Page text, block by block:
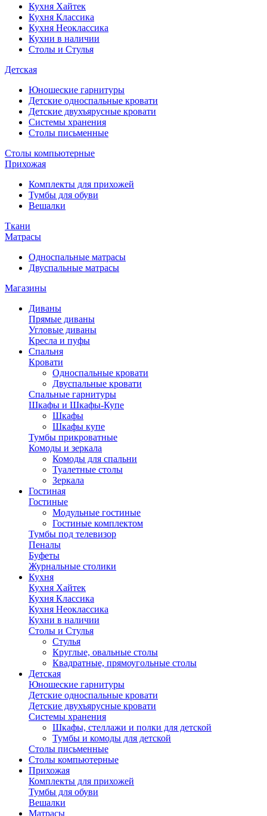
Кухня Хайтек
Кухня Классика
Кухня Неоклассика
Кухни в наличии
Столы и Стулья
Детская
Юношеские гарнитуры
Детские односпальные кровати
Детские двухъярусные кровати
Системы хранения
Столы письменные
Столы компьютерные
Прихожая
Комплекты для прихожей
Тумбы для обуви
Вешалки
Ткани
Матрасы
Односпальные матрасы
Двуспальные матрасы
Магазины
Диваны
Прямые диваны
Угловые диваны
Кресла и пуфы
Спальня
Кровати
Односпальные кровати
Двуспальные кровати
Спальные гарнитуры
Шкафы и Шкафы-Купе
Шкафы
Шкафы купе
Тумбы прикроватные
Комоды и зеркала
Комоды для спальни
Туалетные столы
Зеркала
Гостиная
Гостиные
Модульные гостиные
Гостиные комплектом
Тумбы под телевизор
Пеналы
Буфеты
Журнальные столики
Кухня
Кухня Хайтек
Кухня Классика
Кухня Неоклассика
Кухни в наличии
Столы и Стулья
Стулья
Круглые, овальные столы
Квадратные, прямоугольные столы
Детская
Юношеские гарнитуры
Детские односпальные кровати
Детские двухъярусные кровати
Системы хранения
Шкафы, стеллажи и полки для детской
Тумбы и комоды для детской
Столы письменные
Столы компьютерные
Прихожая
Комплекты для прихожей
Тумбы для обуви
Вешалки
Матрасы